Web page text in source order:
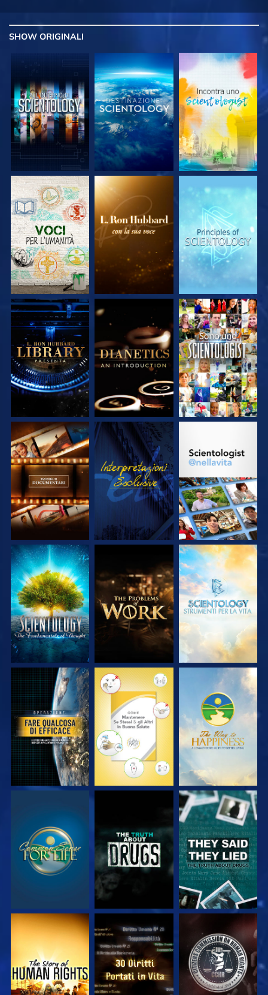
SHOW ORIGINALI
ESPLORA LE
SERIE
ESPLORA LE
SERIE
ESPLORA LE
SERIE
ESPLORA LE
SERIE
ESPLORA LE
SERIE
GUARDA
ESPLORA LE
SERIE
GUARDA
ESPLORA LE
ESPLORA LE
SERIE
ESPLORA LE
SERIE
ESPLORA LE
SERIE
GUARDA GUARDA GUARDA
GUARDA GUARDA GUARDA
GUARDA GUARDA GUARDA